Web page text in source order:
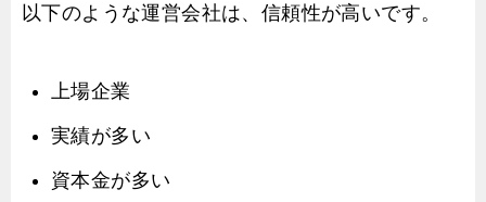
以下のような運営会社は、信頼性が高いです。
上場企業
実績が多い
資本金が多い